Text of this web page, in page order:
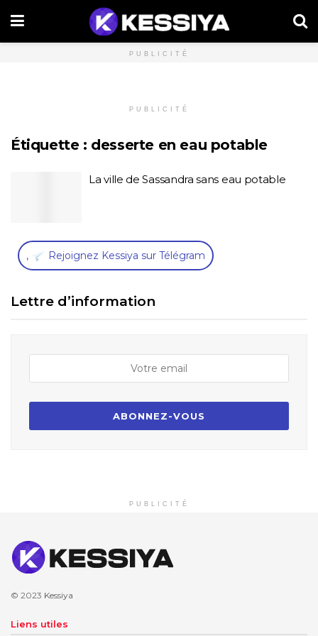
PUBLICITÉ
PUBLICITÉ
Étiquette : desserte en eau potable
La ville de Sassandra sans eau potable
, Rejoignez Kessiya sur Télégram
Lettre d’information
PUBLICITÉ
© 2023 Kessiya
Liens utiles